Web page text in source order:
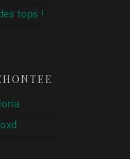
tops !